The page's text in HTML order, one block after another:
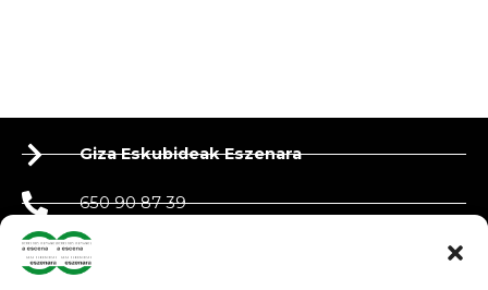
Giza Eskubideak Eszenara
650 90 87 39
943 27 81 09